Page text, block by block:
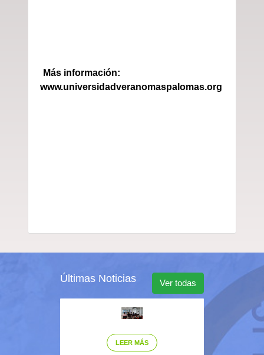
Más información:
www.universidadveranomaspalomas.org
Últimas Noticias Ver todas
LEER MÁS